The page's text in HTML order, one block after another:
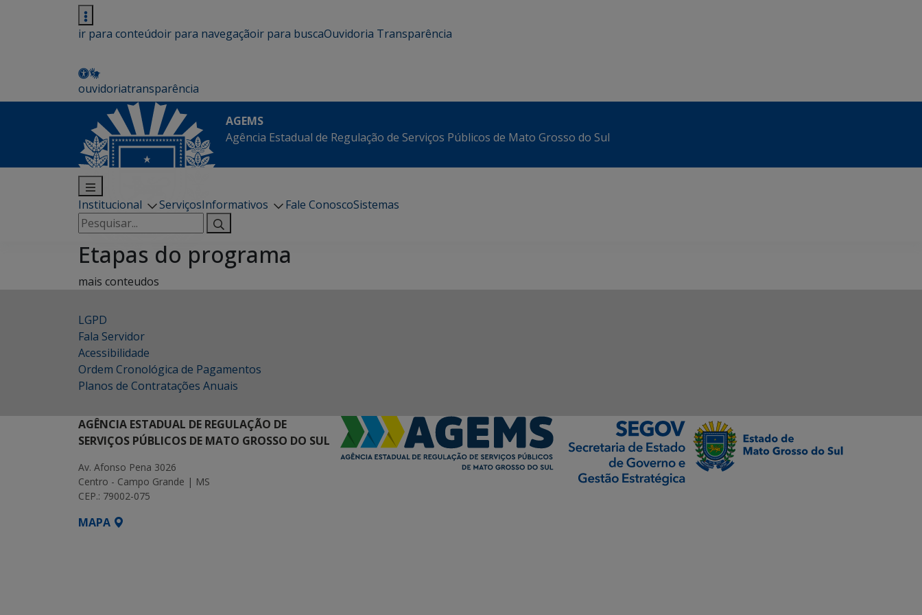
ir para conteúdoir para navegaçãoir para buscaOuvidoria Transparência
ouvidoriatransparência
AGEMS
Agência Estadual de Regulação de Serviços Públicos de Mato Grosso do Sul
Institucional ServiçosInformativos Fale ConoscoSistemas
Pesquisar
por:
Etapas do programa
mais conteudos
LGPD
Fala Servidor
Acessibilidade
Ordem Cronológica de Pagamentos
Planos de Contratações Anuais
AGÊNCIA ESTADUAL DE REGULAÇÃO DE
SERVIÇOS PÚBLICOS DE MATO GROSSO DO SUL
Av. Afonso Pena 3026
Centro - Campo Grande | MS
CEP.: 79002-075
MAPA